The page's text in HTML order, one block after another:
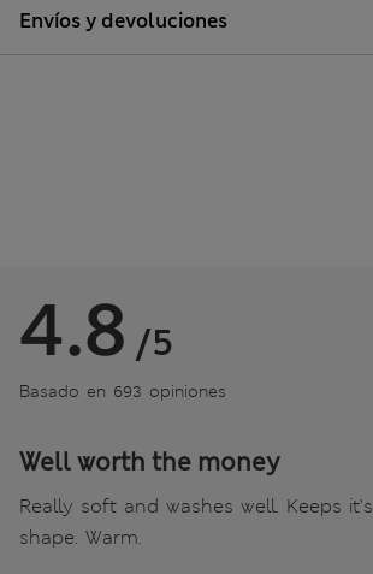
Envíos y devoluciones
4.8 /5
Basado en 693 opiniones
Well worth the money
Really soft and washes well. Keeps it's
shape. Warm.